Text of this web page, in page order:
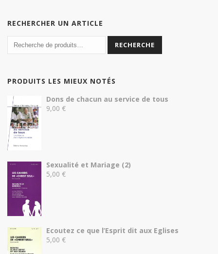
RECHERCHER UN ARTICLE
RECHERCHE
PRODUITS LES MIEUX NOTÉS
Dons de chacun au service de tous
9,00 €
Sexualité et Mariage (2)
5,00 €
Ecoutez ce que l’Esprit dit aux Eglises
5,00 €